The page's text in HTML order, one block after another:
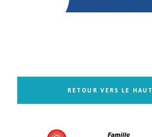
RETOUR VERS LE HAUT